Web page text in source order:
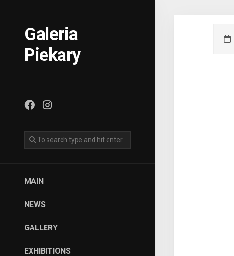
Galeria
Piekary
MAIN
NEWS
GALLERY
EXHIBITIONS